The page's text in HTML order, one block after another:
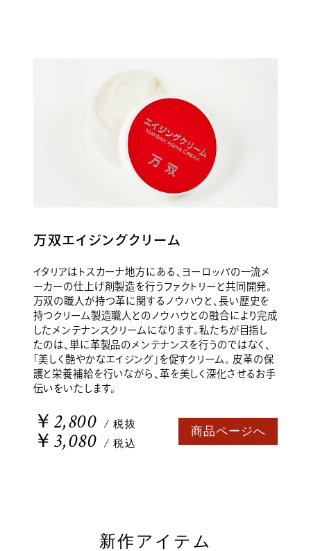
万双エイジングクリーム
イタリアはトスカーナ地方にある、ヨーロッパの一流メ
ーカーの仕上げ剤製造を行うファクトリーと共同開発。
万双の職人が持つ革に関するノウハウと、長い歴史を
持つクリーム製造職人とのノウハウとの融合により完成
したメンテナンスクリームになります。私たちが目指し
たのは、単に革製品のメンテナンスを行うのではなく、
「美しく艶やかなエイジング」を促すクリーム。 皮革の保
護と栄養補給を行いながら、革を美しく深化させるお手
伝いをいたします。
￥2,800 / 税抜
￥3,080 / 税込
商品ページへ
新作アイテム